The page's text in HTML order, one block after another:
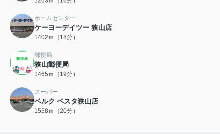
ホームセンター
ケーヨーデイツー 狭山店
1402ｍ（18分）
郵便局
狭山郵便局
1465ｍ（19分）
スーパー
ベルク ベスタ狭山店
1558ｍ（20分）